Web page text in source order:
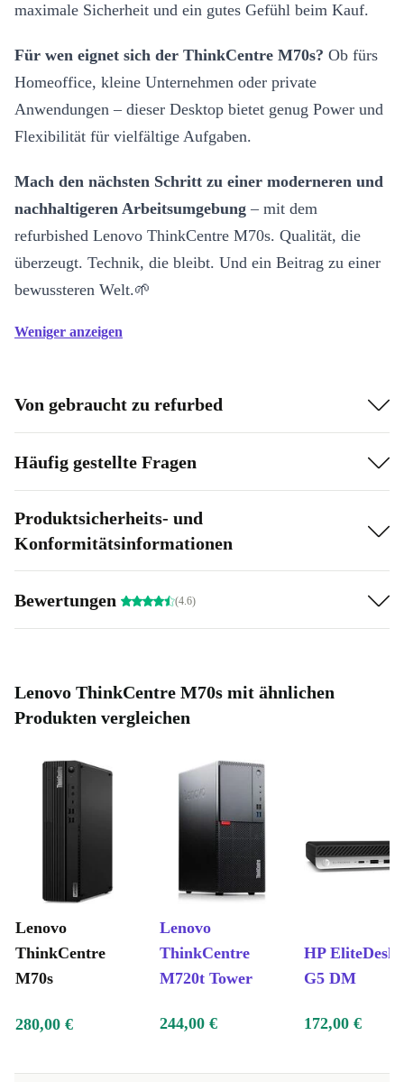
maximale Sicherheit und ein gutes Gefühl beim Kauf.
Für wen eignet sich der ThinkCentre M70s? Ob fürs
Homeoffice, kleine Unternehmen oder private
Anwendungen – dieser Desktop bietet genug Power und
Flexibilität für vielfältige Aufgaben.
Mach den nächsten Schritt zu einer moderneren und
nachhaltigeren Arbeitsumgebung – mit dem
refurbished Lenovo ThinkCentre M70s. Qualität, die
überzeugt. Technik, die bleibt. Und ein Beitrag zu einer
bewussteren Welt.🌱
Weniger anzeigen
Von gebraucht zu refurbed
Häufig gestellte Fragen
Produktsicherheits- und
Konformitätsinformationen
Bewertungen (4.6)
Lenovo ThinkCentre M70s mit ähnlichen
Produkten vergleichen
Lenovo
ThinkCentre
M70s
Lenovo
ThinkCentre
M720t Tower
HP EliteDesk
G5 DM
280,00 € 244,00 € 172,00 €